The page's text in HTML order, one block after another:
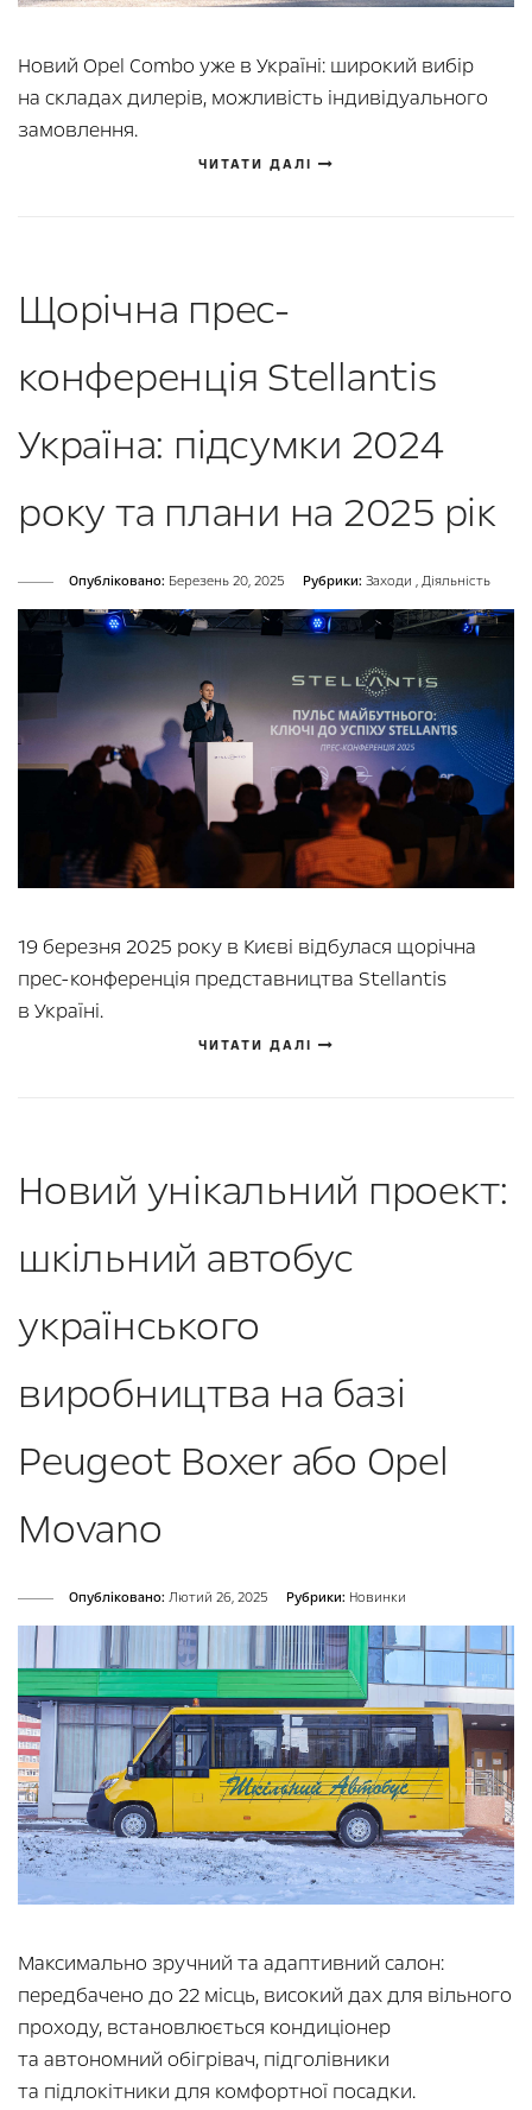
Новий Opel Combo уже в Україні: широкий вибір
на складах дилерів, можливість індивідуального
замовлення.
ЧИТАТИ ДАЛІ
Щорічна прес-
конференція Stellantis
Україна: підсумки 2024
року та плани на 2025 рік
Опубліковано: Березень 20, 2025 Рубрики: Заходи , Діяльність
19 березня 2025 року в Києві відбулася щорічна
прес-конференція представництва Stellantis
в Україні.
ЧИТАТИ ДАЛІ
Новий унікальний проект:
шкільний автобус
українського
виробництва на базі
Peugeot Boxer або Opel
Movano
Опубліковано: Лютий 26, 2025 Рубрики: Новинки
Максимально зручний та адаптивний салон:
передбачено до 22 місць, високий дах для вільного
проходу, встановлюється кондиціонер
та автономний обігрівач, підголівники
та підлокітники для комфортної посадки.